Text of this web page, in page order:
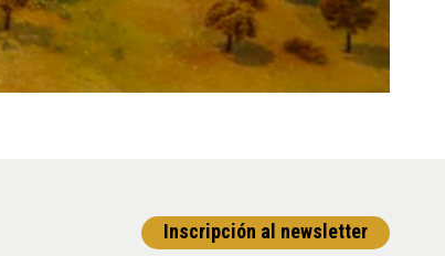
Inscripción al newsletter